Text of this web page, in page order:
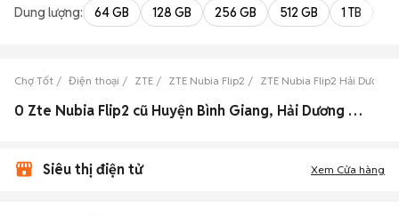
Dung lượng: 64 GB 128 GB 256 GB 512 GB 1 TB
Chợ Tốt Điện thoại ZTE ZTE Nubia Flip2 ZTE Nubia Flip2 Hải Dương
0 Zte Nubia Flip2 cũ Huyện Bình Giang, Hải Dương đẹp
Siêu thị điện tử Xem Cửa hàng